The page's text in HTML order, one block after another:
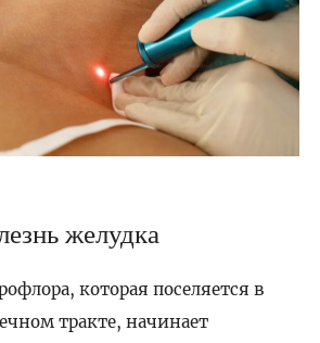
желудка
которая поселяется в
тракте, начинает